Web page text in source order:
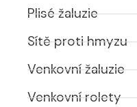
Plisé žaluzie
Sítě proti hmyzu
Venkovní žaluzie
Venkovní rolety